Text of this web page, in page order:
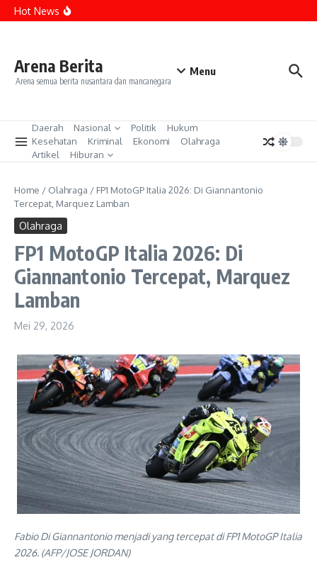
Lewati ke konten
Hot News
Cutter di Margonda
Arena Berita
Arena semua berita nusantara dan mancanegara
Menu
Daerah Nasional Politik
Hukum
Kesehatan
Kriminal Ekonomi
Olahraga
Artikel
Hiburan
Home / Olahraga / FP1 MotoGP Italia 2026: Di Giannantonio
Tercepat, Marquez Lamban
Olahraga
FP1 MotoGP Italia 2026: Di
Giannantonio Tercepat, Marquez
Lamban
Mei 29, 2026
Fabio Di Giannantonio menjadi yang tercepat di FP1 MotoGP Italia
2026. (AFP/JOSE JORDAN)